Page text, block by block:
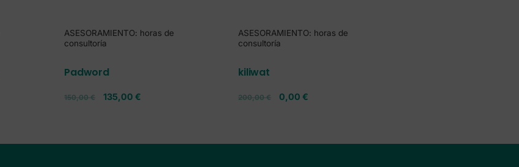
ASESORAMIENTO: horas de
consultoría
Padword
150,00€ 135,00 €
ASESORAMIENTO: horas de
consultoría
kiliwat
200,00€ 0,00 €